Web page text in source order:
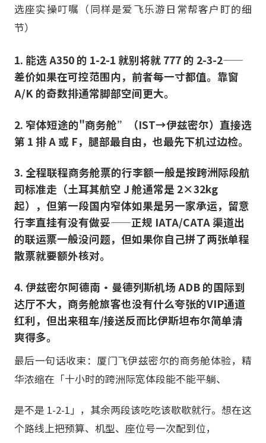
选座实操叮嘱（同样是爱飞乐游日常帮客户盯的细
节）
1. 能选 A350 的 1-2-1 就别将就 777 的 2-3-2——
差价如果在可控范围内，前者每一寸都值。靠窗
A/K 的奇数排通常脚部空间更大。
2. 窄体短途的"商务舱”（IST→伊兹密尔）直接选
第 1 排 A 或 F，腿部最自由，也最先下机过边检。
3. 全程联程商务舱票的行李额一般是按跨洲际段航
司标准走（土耳其航空 J 舱通常是 2×32kg
起），但第一段国内窄体如果是另一家承运，留意
行李直挂有没有做妥——正规 IATA/CATA 渠道出
的联运票一般没问题，但如果你自己拼了两张单程
散票就要额外核对。
4. 伊兹密尔阿德南·曼德列斯机场 ADB 的国际到
达厅不大，商务舱旅客也没有什么夸张的VIP通道
红利，但出来租车/接送反而比伊斯坦布尔简单清
爽得多。
最后一句话收束：厦门飞伊兹密尔的商务舱体验，精
华浓缩在「十小时的跨洲际宽体段能不能平躺、
是不是 1-2-1」，其余两段该吃吃该歇歇就行。想在这
个路线上把预算、机型、座位号一次配到位，